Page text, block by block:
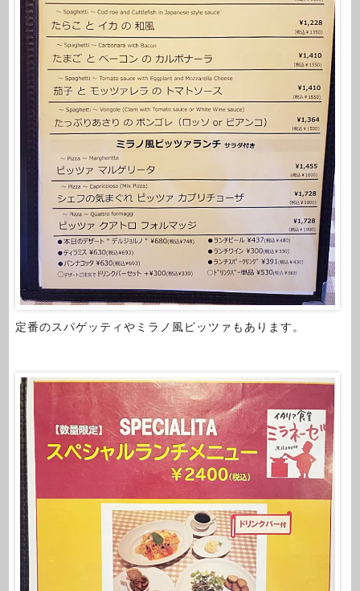
定番のスパゲッティやミラノ風ピッツァもあります。